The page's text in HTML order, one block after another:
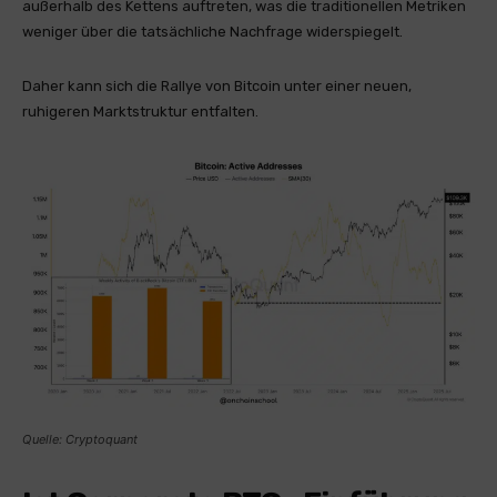
außerhalb des Kettens auftreten, was die traditionellen Metriken
weniger über die tatsächliche Nachfrage widerspiegelt.
Daher kann sich die Rallye von Bitcoin unter einer neuen,
ruhigeren Marktstruktur entfalten.
Quelle: Cryptoquant